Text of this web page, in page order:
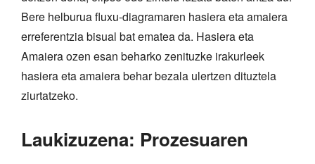
Bere helburua fluxu-diagramaren hasiera eta amaiera
erreferentzia bisual bat ematea da. Hasiera eta
Amaiera ozen esan beharko zenituzke irakurleek
hasiera eta amaiera behar bezala ulertzen dituztela
ziurtatzeko.
Laukizuzena: Prozesuaren